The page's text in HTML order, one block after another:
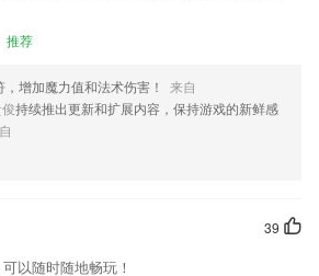
部和「我的」页面找到它
版下载的介绍，如果您喜欢这款软件，您可以
推荐
，增加魔力值和法术伤害！
来自
持续推出更新和扩展内容，保持游戏的新鲜感
39
以随时随地畅玩！